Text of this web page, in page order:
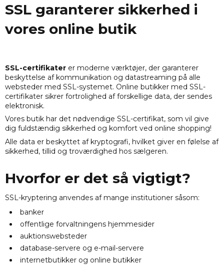
SSL garanterer sikkerhed i
vores online butik
SSL-certifikater er moderne værktøjer, der garanterer
beskyttelse af kommunikation og datastreaming på alle
websteder med SSL-systemet. Online butikker med SSL-
certifikater sikrer fortrolighed af forskellige data, der sendes
elektronisk.
Vores butik har det nødvendige SSL-certifikat, som vil give
dig fuldstændig sikkerhed og komfort ved online shopping!
Alle data er beskyttet af kryptografi, hvilket giver en følelse af
sikkerhed, tillid og troværdighed hos sælgeren.
Hvorfor er det så vigtigt?
SSL-kryptering anvendes af mange institutioner såsom:
banker
offentlige forvaltningens hjemmesider
auktionswebsteder
database-servere og e-mail-servere
internetbutikker og online butikker